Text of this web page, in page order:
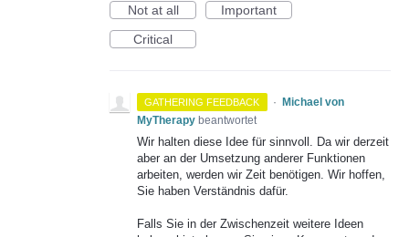
Not at all
Important
Critical
GATHERING FEEDBACK ·
Michael von
MyTherapy beantwortet
Wir halten diese Idee für sinnvoll. Da wir derzeit
aber an der Umsetzung anderer Funktionen
arbeiten, werden wir Zeit benötigen. Wir hoffen,
Sie haben Verständnis dafür.
Falls Sie in der Zwischenzeit weitere Ideen